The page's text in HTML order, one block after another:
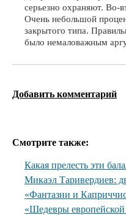
серьезно охраняют. Во-
Очень небольшой
закрытого типа.
было немаловажным
Добавить комментарий
Смотрите также:
Какая прелесть эти
Микаэл Таривердиев:
«Фантазии и
«Шедевры